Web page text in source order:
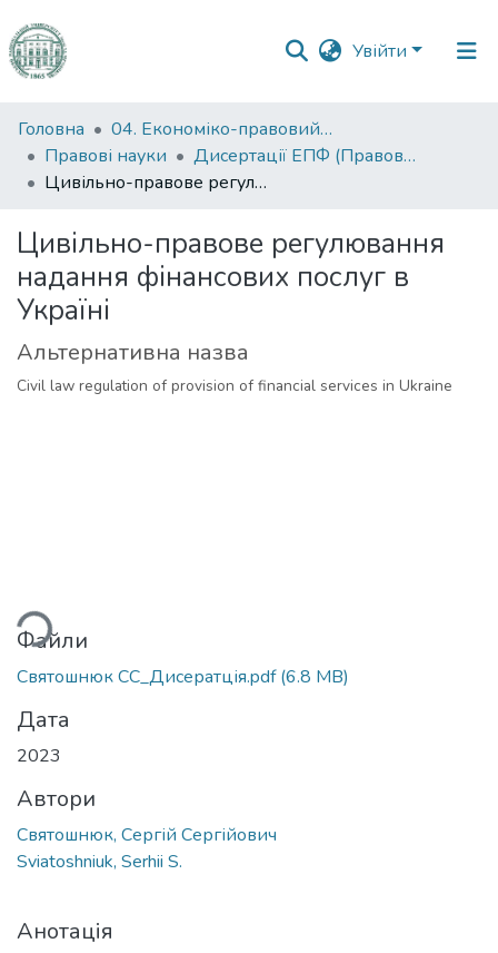
Увійти
Фонди
та
зібрання
Статистика
Головна
04. Економіко-правовий факультет
Правові науки
Дисертації ЕПФ (Правові науки)
Цивільно-правове регулювання надання фінансових послуг в Україні
Цивільно-правове регулювання
надання фінансових послуг в
Україні
Альтернативна назва
Civil law regulation of provision of financial services in Ukraine
Файли
Святошнюк СС_Дисератція.pdf(6.8 MB)
Дата
2023
Автори
Святошнюк, Сергій Сергійович
Sviatoshniuk, Serhii S.
Анотація